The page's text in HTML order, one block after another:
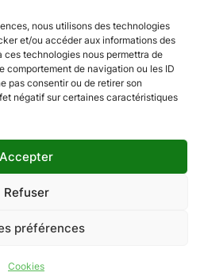
nous utilisons des technologies
et/ou accéder aux informations des
ces technologies nous permettra de
comportement de navigation ou les ID
pas consentir ou de retirer son
négatif sur certaines caractéristiques
Accepter
Refuser
préférences
Cookies
Tous droits réservés
ce site sont © iStock sauf